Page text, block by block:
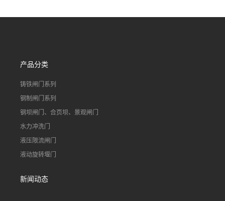
道水库电站污水处理钢制闸
产品分类
铸铁闸门系列
钢制闸门系列
钢坝闸门、合页坝、景观闸门
水力冲洗门
液压限流闸门
液动旋转堰门
新闻动态